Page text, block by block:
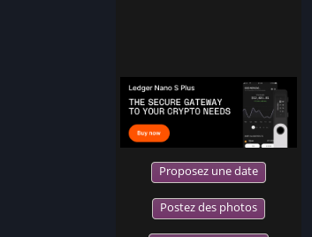
Proposez une date
Postez des photos